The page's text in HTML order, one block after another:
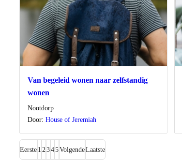
Van begeleid wonen naar zelfstandig
wonen
Locatie
Nootdorp
Door: House of Jeremiah
Eerste 1 2 345VolgendeLaatste